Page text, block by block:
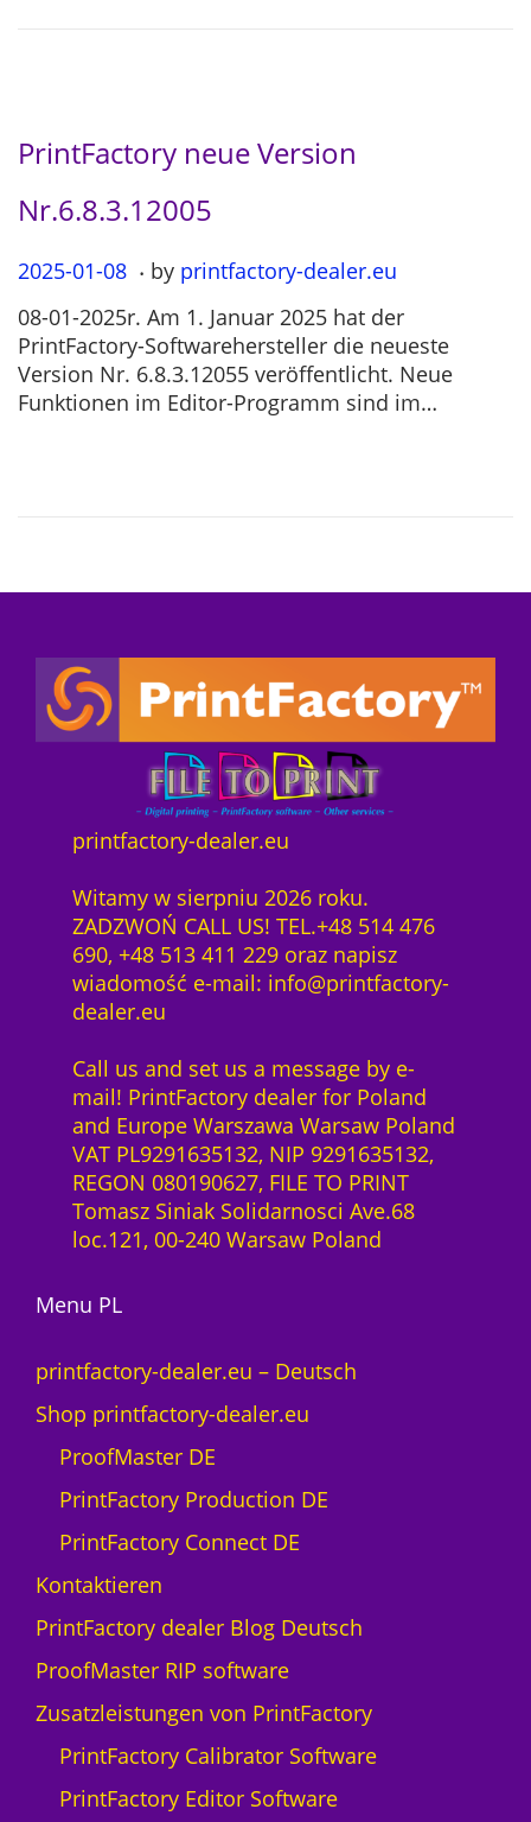
PrintFactory neue Version
Nr.6.8.3.12005
P
s
t
e
d
2025-01-08 2
2
5
-
0
. by printfactory-dealer.eu
08-01-2025r. Am 1. Januar 2025 hat der
PrintFactory-Softwarehersteller die neueste
Version Nr. 6.8.3.12055 veröffentlicht. Neue
Funktionen im Editor-Programm sind im…
printfactory-dealer.eu
Witamy w sierpniu 2026 roku.
ZADZWOŃ CALL US! TEL.+48 514 476
690, +48 513 411 229 oraz napisz
wiadomość e-mail: info@printfactory-
dealer.eu
Call us and set us a message by e-
mail! PrintFactory dealer for Poland
and Europe Warszawa Warsaw Poland
VAT PL9291635132, NIP 9291635132,
REGON 080190627, FILE TO PRINT
Tomasz Siniak Solidarnosci Ave.68
loc.121, 00-240 Warsaw Poland
Menu PL
printfactory-dealer.eu – Deutsch
Shop printfactory-dealer.eu
ProofMaster DE
PrintFactory Production DE
PrintFactory Connect DE
Kontaktieren
PrintFactory dealer Blog Deutsch
ProofMaster RIP software
Zusatzleistungen von PrintFactory
PrintFactory Calibrator Software
PrintFactory Editor Software